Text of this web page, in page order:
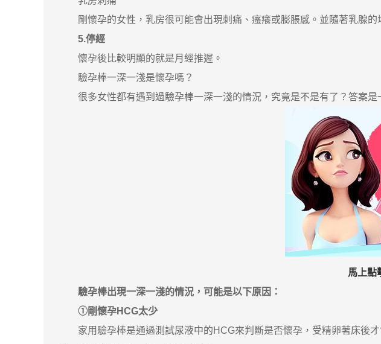
剛懷孕的女性，乳房很可能會出現刺痛、瘙癢或膨脹感。並隨著乳腺的
5.停經
懷孕後比較明顯的就是月經推遲。
驗孕棒一深一淺是懷孕嗎？
很多女性都有遇到過驗孕棒一深一淺的情況，究竟是不是有了？答案是
馬上點
驗孕棒出現一深一淺的情況，可能是以下原因：
①剛懷孕HCG太少
家用驗孕棒是通過測試尿液中的HCG來判斷是否懷孕，受精卵著床後